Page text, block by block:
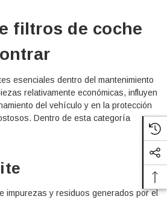
filtros de coche
esenciales dentro del mantenimiento
relativamente económicas, influyen
del vehículo y en la protección
Dentro de esta categoría
impurezas y residuos generados por el